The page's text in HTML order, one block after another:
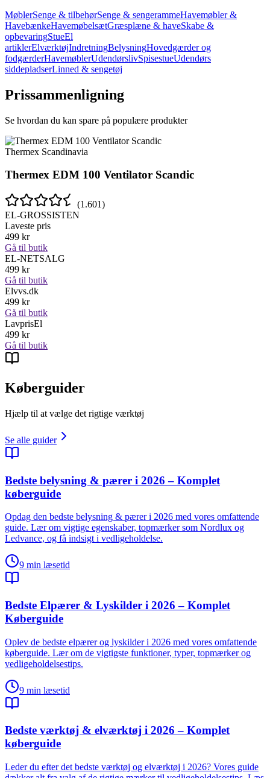
MøblerSenge & tilbehørSenge & sengerammeHavemøbler &
HavebænkeHavemøbelsætGræsplæne & haveSkabe &
opbevaringStueEl
artiklerElværktøjIndretningBelysningHovedgærder og
fodgærderHavemøblerUdendørslivSpisestueUdendørs
siddepladserLinned & sengetøj
Prissammenligning
Se hvordan du kan spare på populære produkter
Thermex Scandinavia
Thermex EDM 100 Ventilator Scandic
(1.601)
EL-GROSSISTEN
Laveste pris
499 kr
Gå til butik
EL-NETSALG
499 kr
Gå til butik
Elvvs.dk
499 kr
Gå til butik
LavprisEl
499 kr
Gå til butik
Køberguider
Hjælp til at vælge det rigtige værktøj
Se alle guider
Bedste belysning & pærer i 2026 – Komplet
køberguide
Opdag den bedste belysning & pærer i 2026 med vores omfattende
guide. Lær om vigtige egenskaber, topmærker som Nordlux og
Ledvance, og få indsigt i vedligeholdelse.
9 min læsetid
Bedste Elpærer & Lyskilder i 2026 – Komplet
Køberguide
Oplev de bedste elpærer og lyskilder i 2026 med vores omfattende
køberguide. Lær om de vigtigste funktioner, typer, topmærker og
vedligeholdelsestips.
9 min læsetid
Bedste værktøj & elværktøj i 2026 – Komplet
køberguide
Leder du efter det bedste værktøj og elværktøj i 2026? Vores guide